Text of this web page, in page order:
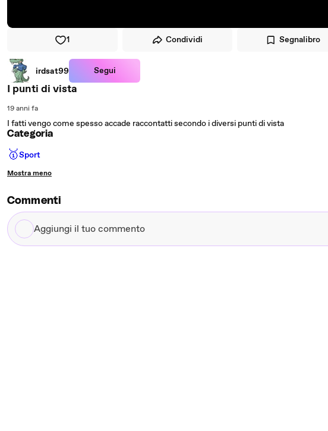
1 Condividi Segnalibro
irdsat99 Segui
I punti di vista
19 anni fa
I fatti vengo come spesso accade raccontatti secondo i diversi punti di vista
Categoria
🥇Sport
Mostra meno
Commenti
Aggiungi
il